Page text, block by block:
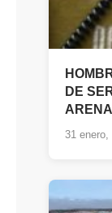
DE
31 enero,